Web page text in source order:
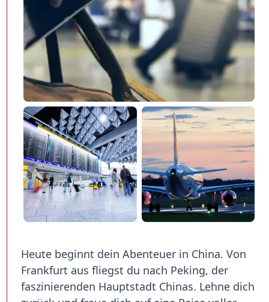
Heute beginnt dein Abenteuer in China. Von
Frankfurt aus fliegst du nach Peking, der
faszinierenden Hauptstadt Chinas. Lehne dich